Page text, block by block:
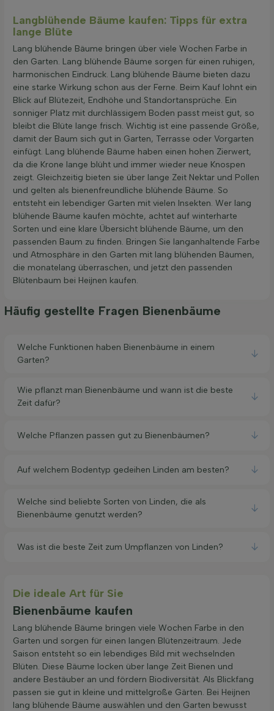
Langblühende Bäume kaufen: Tipps für extra
lange Blüte
Lang blühende Bäume bringen über viele Wochen Farbe in
den Garten. Lang blühende Bäume sorgen für einen ruhigen,
harmonischen Eindruck. Lang blühende Bäume bieten dazu
eine starke Wirkung schon aus der Ferne. Beim Kauf lohnt ein
Blick auf Blütezeit, Endhöhe und Standortansprüche. Ein
sonniger Platz mit durchlässigem Boden passt meist gut, so
bleibt die Blüte lange frisch. Wichtig ist eine passende Größe,
damit der Baum sich gut in Garten, Terrasse oder Vorgarten
einfügt. Lang blühende Bäume haben einen hohen Zierwert,
da die Krone lange blüht und immer wieder neue Knospen
zeigt. Gleichzeitig bieten sie über lange Zeit Nektar und Pollen
und gelten als bienenfreundliche blühende Bäume. So
entsteht ein lebendiger Garten mit vielen Insekten. Wer lang
blühende Bäume kaufen möchte, achtet auf winterharte
Sorten und eine klare Übersicht blühende Bäume, um den
passenden Baum zu finden. Bringen Sie langanhaltende Farbe
und Atmosphäre in den Garten mit lang blühenden Bäumen,
die monatelang überraschen, und jetzt den passenden
Blütenbaum bei Heijnen kaufen.
Häufig gestellte Fragen Bienenbäume
Welche Funktionen haben Bienenbäume in einem
Garten?
Wie pflanzt man Bienenbäume und wann ist die beste
Zeit dafür?
Welche Pflanzen passen gut zu Bienenbäumen?
Auf welchem Bodentyp gedeihen Linden am besten?
Welche sind beliebte Sorten von Linden, die als
Bienenbäume genutzt werden?
Was ist die beste Zeit zum Umpflanzen von Linden?
Die ideale Art für Sie
Bienenbäume kaufen
Lang blühende Bäume bringen viele Wochen Farbe in den
Garten und sorgen für einen langen Blütenzeitraum. Jede
Saison entsteht so ein lebendiges Bild mit wechselnden
Blüten. Diese Bäume locken über lange Zeit Bienen und
andere Bestäuber an und fördern Biodiversität. Als Blickfang
passen sie gut in kleine und mittelgroße Gärten. Bei Heijnen
lang blühende Bäume auswählen und den Garten bewusst